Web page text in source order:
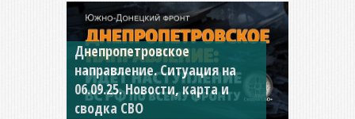
Константиновское
направление. Ситуация на
04.09.25 Новости, карта и
сводка СВО